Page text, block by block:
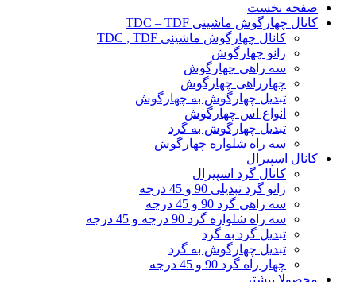
صفحه نخست
کانال چهارگوش ماشینی TDC – TDF
کانال چهارگوش ماشینی TDC , TDF
زانو چهارگوش
سه راهی چهارگوش
چهارراهی چهارگوش
تبدیل چهارگوش به چهارگوش
انواع اس چهارگوش
تبدیل چهارگوش به گرد
سه راه شلواره چهارگوش
کانال اسپیرال
کانال گرد اسپیرال
زانو گرد تبدیلی 90 و 45 درجه
سه راهی گرد 90 و 45 درجه
سه راه شلواره گرد 90 درجه و 45 درجه
تبدیل گرد به گرد
تبدیل چهارگوش به گرد
چهار راه گرد 90 و 45 درجه